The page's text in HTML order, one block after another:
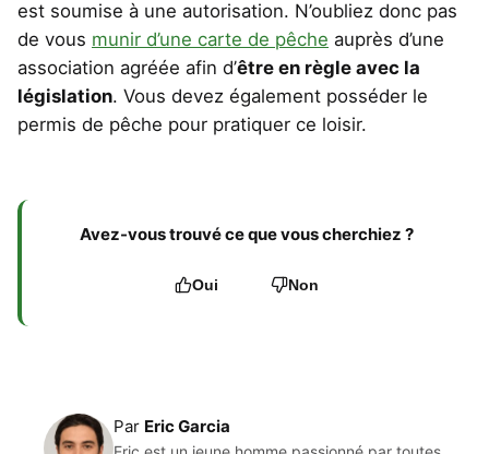
est soumise à une autorisation. N’oubliez donc pas
de vous munir d’une carte de pêche auprès d’une
association agréée afin d’être en règle avec la
législation. Vous devez également posséder le
permis de pêche pour pratiquer ce loisir.
Avez-vous trouvé ce que vous cherchiez ?
Oui Non
Par Eric Garcia